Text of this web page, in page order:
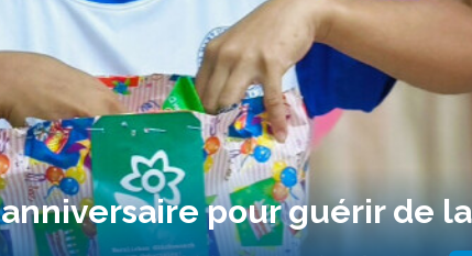
pour guérir de